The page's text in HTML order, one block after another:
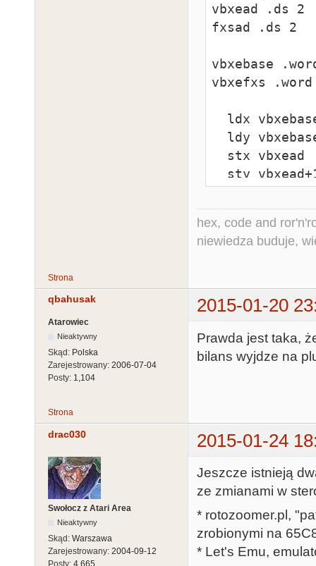
vbxead .ds 2
fxsad .ds 2
vbxebase .word
vbxefxs .word
  ldx vbxefxs
  ldy vbxefxs+1
  stx fxsad
  sty fxsad+1
  lda (vbxead),y
  ...
  ...
  ldy #VIDEO_CONTROL
hex, code and
niewiedza buduje,
Strona
qbahusak 2015-01-20
Atarowiec
Nieaktywny
Skąd: Polska
Zarejestrowany: 2006-07-04
Posty: 1,104
Prawda jest taka,
bilans wyjdze na
Strona
drac030 2015-01-24
Swołocz z Atari Area
Nieaktywny
Skąd: Warszawa
Zarejestrowany: 2004-09-12
Posty: 4,665
Jeszcze istnieją
ze zmianami w
* rotozoomer.pl,
zrobionymi na
* Let's Emu,